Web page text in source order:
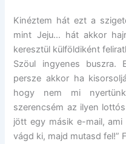
Kinéztem hát ezt a
mint Jeju… hát akkor
keresztül külföldiként
Szöul ingyenes buszra.
persze akkor ha
hogy nem mi
szerencsém az ilyen
jött egy másik e-mail,
vágd ki, majd mutasd fel!”